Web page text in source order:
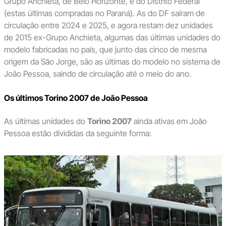
(estas últimas compradas no Paraná). As do DF saíram de
circulação entre 2024 e 2025, e agora restam dez unidades
de 2015 ex-Grupo Anchieta, algumas das últimas unidades do
modelo fabricadas no país, que junto das cinco de mesma
origem da São Jorge, são as últimas do modelo no sistema de
João Pessoa, saindo de circulação até o meio do ano.
Os últimos Torino 2007 de João Pessoa
As últimas unidades do Torino 2007ainda ativas em João
Pessoa estão divididas da seguinte forma: